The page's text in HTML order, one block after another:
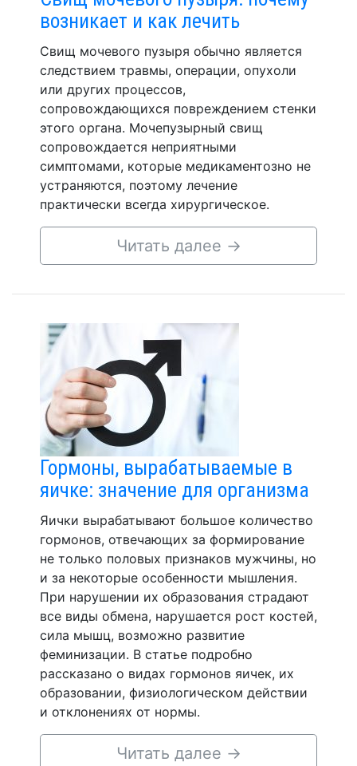
возникает и как лечить
Свищ мочевого пузыря обычно является
следствием травмы, операции, опухоли
или других процессов,
сопровождающихся повреждением стенки
этого органа. Мочепузырный свищ
сопровождается неприятными
симптомами, которые медикаментозно не
устраняются, поэтому лечение
практически всегда хирургическое.
Читать далее →
Гормоны, вырабатываемые в
яичке: значение для организма
Яички вырабатывают большое количество
гормонов, отвечающих за формирование
не только половых признаков мужчины, но
и за некоторые особенности мышления.
При нарушении их образования страдают
все виды обмена, нарушается рост костей,
сила мышц, возможно развитие
феминизации. В статье подробно
рассказано о видах гормонов яичек, их
образовании, физиологическом действии
и отклонениях от нормы.
Читать далее →